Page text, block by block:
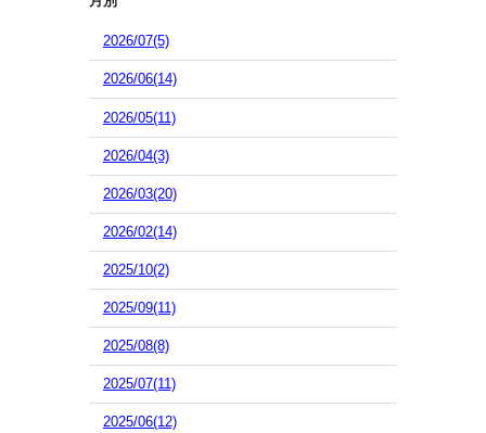
2026/07(5)
2026/06(14)
2026/05(11)
2026/04(3)
2026/03(20)
2026/02(14)
2025/10(2)
2025/09(11)
2025/08(8)
2025/07(11)
2025/06(12)